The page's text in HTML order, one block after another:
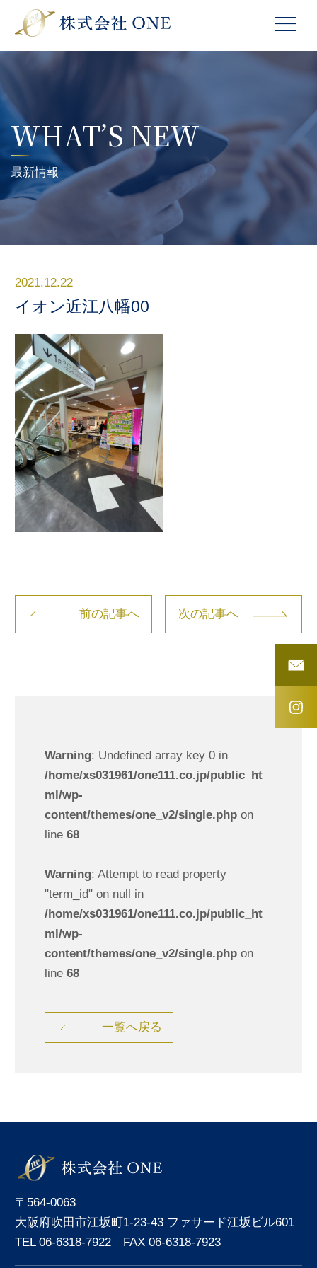
WHAT’S NEW
最新情報
2021.12.22
イオン近江八幡00
前の記事へ 次の記事へ
Warning: Undefined array key 0 in
/home/xs031961/one111.co.jp/public_ht
ml/wp-
content/themes/one_v2/single.phpon
line 68
Warning: Attempt to read property
"term_id" on null in
/home/xs031961/one111.co.jp/public_ht
ml/wp-
content/themes/one_v2/single.phpon
line 68
一覧へ戻る
〒564-0063
大阪府吹田市江坂町1-23-43 ファサード江坂ビル601
TEL 06-6318-7922 FAX 06-6318-7923